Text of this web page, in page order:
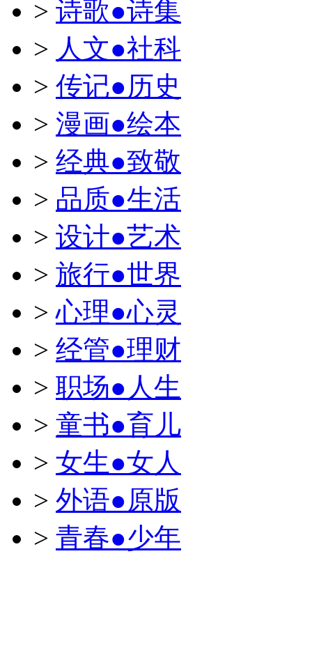
> 诗歌●诗集
> 人文●社科
> 传记●历史
> 漫画●绘本
> 经典●致敬
> 品质●生活
> 设计●艺术
> 旅行●世界
>心理●心灵
> 经管●理财
> 职场●人生
> 童书●育儿
> 女生●女人
> 外语●原版
> 青春●少年